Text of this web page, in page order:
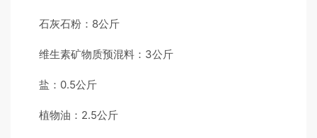
石灰石粉：8公斤
维生素矿物质预混料：3公斤
盐：0.5公斤
植物油：2.5公斤